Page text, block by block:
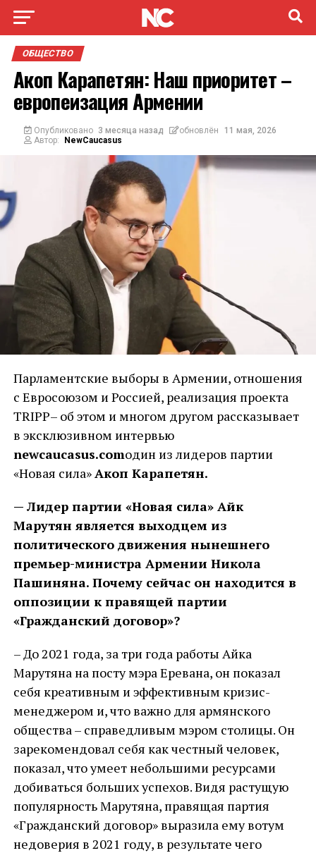
ОБЩЕСТВО
Акоп Карапетян: Наш приоритет –
европеизация Армении
Опубликовано 3 месяца назад обновлён
11 мая, 2026
Автор:
NewCaucasus
Парламентские выборы в Армении, отношения
с Евросоюзом и Россией, реализация проекта
TRIPP– об этом и многом другом рассказывает
в эксклюзивном интервью
newcaucasus.comодин из лидеров партии
«Новая сила»Акоп Карапетян.
— Лидер партии «Новая сила» Айк
Марутян является выходцем из
политического движения нынешнего
премьер-министра Армении Никола
Пашиняна. Почему сейчас он находится в
оппозиции к правящей партии
«Гражданский договор»?
– До 2021 года, за три года работы Айка
Марутяна на посту мэра Еревана, он показал
себя креативным и эффективным кризис-
менеджером и, что важно для армянского
общества – справедливым мэром столицы. Он
зарекомендовал себя как честный человек,
показал, что умеет небольшими ресурсами
добиваться больших успехов. Видя растущую
популярность Марутяна, правящая партия
«Гражданский договор» выразила ему вотум
недоверия в 2021 году, в результате чего